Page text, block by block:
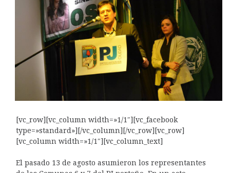
[vc_row][vc_column width=»1/1″][vc_facebook
type=»standard»][/vc_column][/vc_row][vc_row]
[vc_column width=»1/1″][vc_column_text]
El pasado 13 de agosto asumieron los representantes